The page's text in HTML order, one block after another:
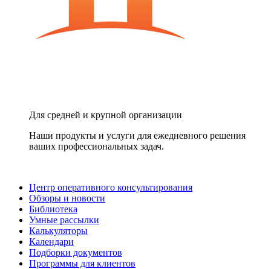
Для средней и крупной организации
Наши продукты и услуги для ежедневного решения
ваших профессиональных задач.
Центр оперативного консультирования
Обзоры и новости
Библиотека
Умные рассылки
Калькуляторы
Календари
Подборки документов
Программы для клиентов